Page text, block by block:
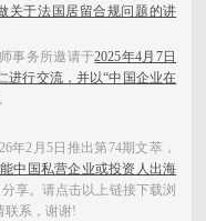
关于法国居留合规问题的讲
事务所邀请于2025年4月7日
进行交流，并以“中国企业在
年2月5日推出第74期文萃，
中国私营企业或投资人出海
享。 请点击以上链接下载浏
联系，谢谢!